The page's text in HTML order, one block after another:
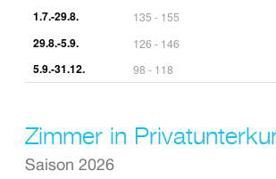
1.7.-29.8. 135 - 155
29.8.-5.9. 126 - 146
5.9.-31.12. 98 - 118
Zimmer in
Saison 2026